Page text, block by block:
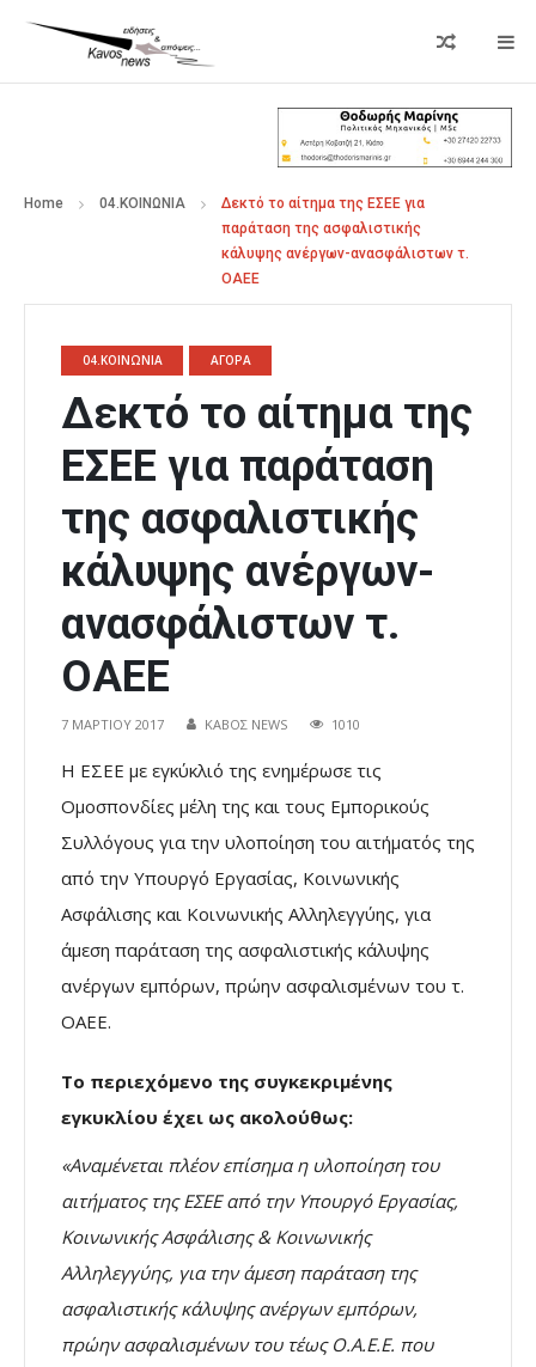
Home 04.ΚΟΙΝΩΝΙΑ
Δεκτό το αίτημα της ΕΣΕΕ για
παράταση της ασφαλιστικής
κάλυψης ανέργων-ανασφάλιστων τ.
ΟΑΕΕ
04.ΚΟΙΝΩΝΙΑ ΑΓΟΡΑ
Δεκτό το αίτημα της
ΕΣΕΕ για παράταση
της ασφαλιστικής
κάλυψης ανέργων-
ανασφάλιστων τ.
ΟΑΕΕ
7 ΜΑΡΤΊΟΥ 2017 ΚΑΒΟΣ NEWS 1010
Η ΕΣΕΕ με εγκύκλιό της ενημέρωσε τις
Ομοσπονδίες μέλη της και τους Εμπορικούς
Συλλόγους για την υλοποίηση του αιτήματός της
από την Υπουργό Εργασίας, Κοινωνικής
Ασφάλισης και Κοινωνικής Αλληλεγγύης, για
άμεση παράταση της ασφαλιστικής κάλυψης
ανέργων εμπόρων, πρώην ασφαλισμένων του τ.
ΟΑΕΕ.
Το περιεχόμενο της συγκεκριμένης
εγκυκλίου έχει ως ακολούθως:
«Αναμένεται πλέον επίσημα η υλοποίηση του
αιτήματος της ΕΣΕΕ από την Υπουργό Εργασίας,
Κοινωνικής Ασφάλισης & Κοινωνικής
Αλληλεγγύης, για την άμεση παράταση της
ασφαλιστικής κάλυψης ανέργων εμπόρων,
πρώην ασφαλισμένων του τέως Ο.Α.Ε.Ε. που